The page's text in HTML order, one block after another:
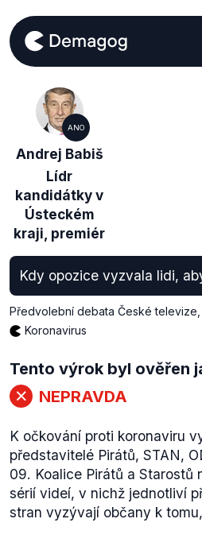
ANO
Andrej Babiš
Lídr
kandidátky v
Ústeckém
kraji, premiér
Kdy opozice vyzvala lidi,
Předvolební debata České televize
Koronavirus
Tento výrok byl ověřen
NEPRAVDA
K očkování proti koronaviru
představitelé Pirátů, STAN,
09. Koalice Pirátů a Starostů
sérií videí, v nichž jednotliví
stran vyzývají občany k